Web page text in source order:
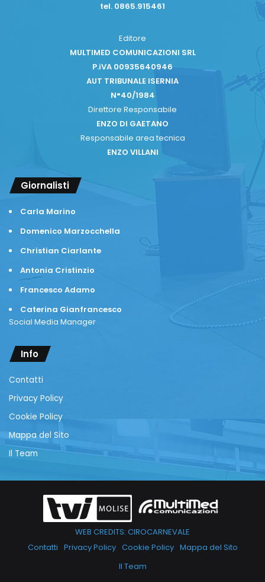
tel. 0865.915461
Editore
MULTIMED COMUNICAZIONI SRL
P.iVA 00935640946
AUT TRIBUNALE ISERNIA
N°40/1984
Direttore Responsabile
ENZO DI GAETANO
Responsabile area tecnica
ENZO VILLANI
Giornalisti
Carla Marino
Domenico Marzocchella
Christian Ciarlante
Antonia Cristinzio
Francesco Adamo
Caterina Gianfrancesco
Social Media Manager
Info
Contatti
Privacy Policy
Cookie Policy
Mappa del Sito
Il Team
WEB CREDITS: CIROCARNEVALE
Contatti Privacy Policy Cookie Policy Mappa del Sito
Il Team